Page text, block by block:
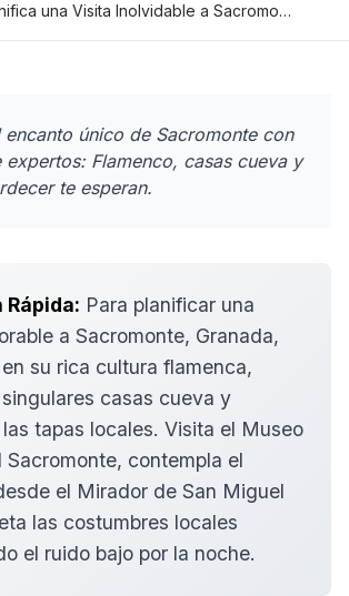
una Visita Inolvidable a Sacromo…
encanto único de Sacromonte con
expertos: Flamenco, casas cueva y
te esperan.
Rápida: Para planificar una
a Sacromonte, Granada,
su rica cultura flamenca,
casas cueva y
tapas locales. Visita el Museo
Sacromonte, contempla el
el Mirador de San Miguel
las costumbres locales
el ruido bajo por la noche.